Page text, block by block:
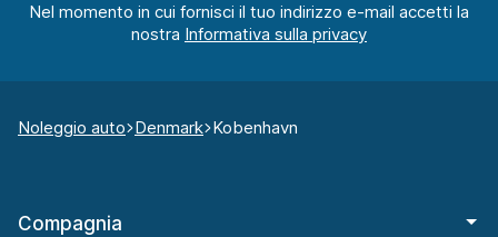
Nel momento in cui fornisci il tuo indirizzo e-mail accetti la
nostra
Noleggio auto Denmark Kobenhavn
Compagnia